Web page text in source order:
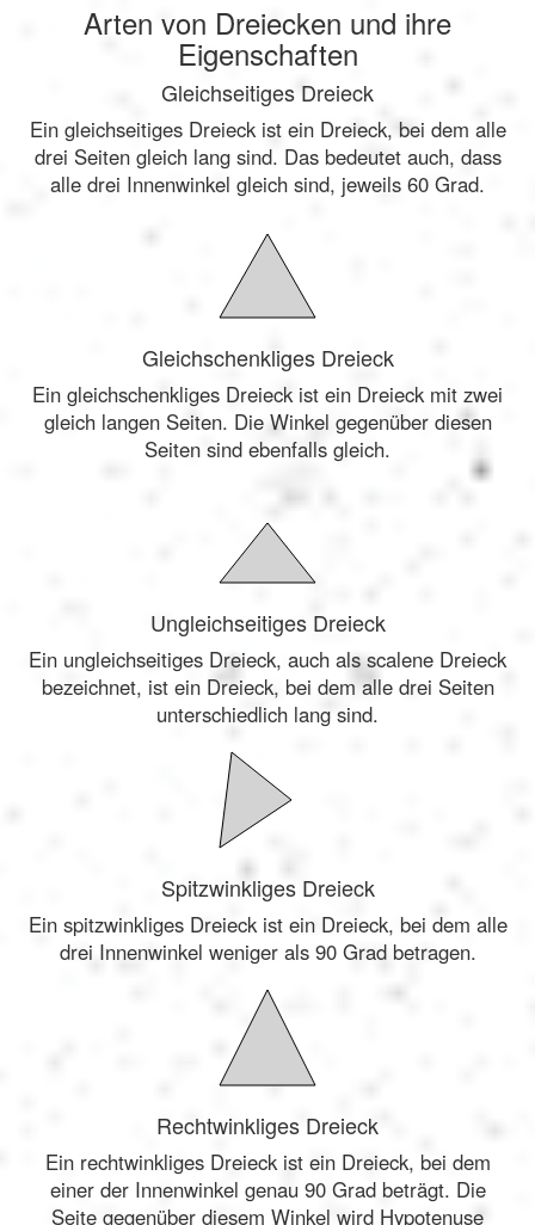
Arten von Dreiecken und ihre
Eigenschaften
Gleichseitiges Dreieck
Ein gleichseitiges Dreieck ist ein Dreieck, bei dem alle
drei Seiten gleich lang sind. Das bedeutet auch, dass
alle drei Innenwinkel gleich sind, jeweils 60 Grad.
Gleichschenkliges Dreieck
Ein gleichschenkliges Dreieck ist ein Dreieck mit zwei
gleich langen Seiten. Die Winkel gegenüber diesen
Seiten sind ebenfalls gleich.
Ungleichseitiges Dreieck
Ein ungleichseitiges Dreieck, auch als scalene Dreieck
bezeichnet, ist ein Dreieck, bei dem alle drei Seiten
unterschiedlich lang sind.
Spitzwinkliges Dreieck
Ein spitzwinkliges Dreieck ist ein Dreieck, bei dem alle
drei Innenwinkel weniger als 90 Grad betragen.
Rechtwinkliges Dreieck
Ein rechtwinkliges Dreieck ist ein Dreieck, bei dem
einer der Innenwinkel genau 90 Grad beträgt. Die
Seite gegenüber diesem Winkel wird Hypotenuse